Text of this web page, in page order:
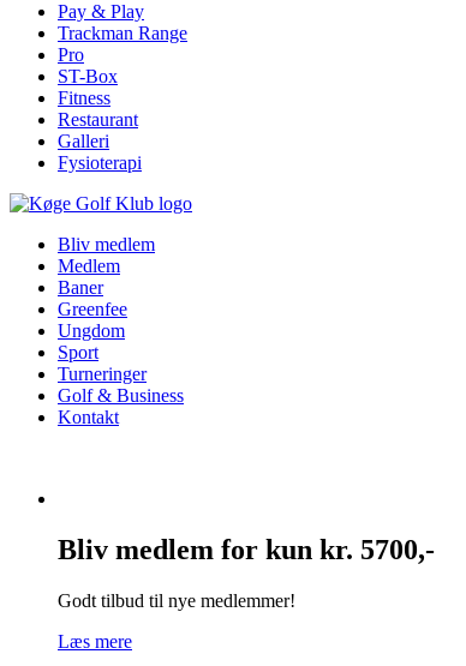
Pay & Play
Trackman Range
Pro
ST-Box
Fitness
Restaurant
Galleri
Fysioterapi
Bliv medlem
Medlem
Baner
Greenfee
Ungdom
Sport
Turneringer
Golf & Business
Kontakt
Bliv medlem for kun kr. 5700,-
Godt tilbud til nye medlemmer!
Læs mere